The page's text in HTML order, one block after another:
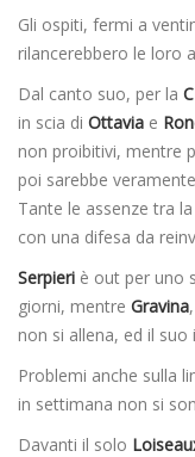
Gli ospiti, fermi a
rilancerebbero le loro
Dal canto suo, per la
in scia di Ottavia e
non proibitivi, mentre
poi sarebbe
Tante le assenze tra
con una difesa da
Serpieri è out per uno
giorni, mentre Gravina
non si allena, ed il
Problemi anche sulla
in settimana non si
Davanti il solo